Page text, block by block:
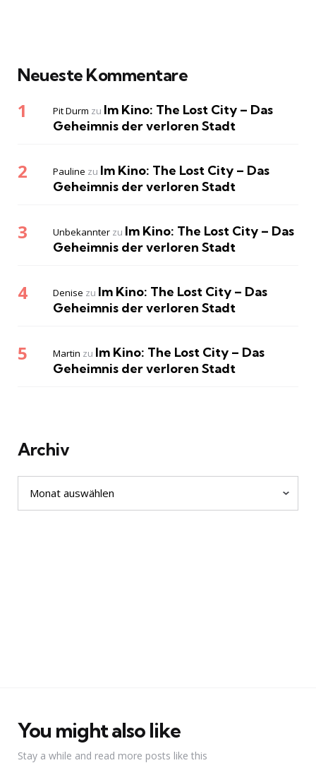
Neueste Kommentare
Pit Durm zu Im Kino: The Lost City – Das
Geheimnis der verloren Stadt
Pauline zu Im Kino: The Lost City – Das
Geheimnis der verloren Stadt
Unbekannter zu Im Kino: The Lost City – Das
Geheimnis der verloren Stadt
Denise zu Im Kino: The Lost City – Das
Geheimnis der verloren Stadt
Martin zu Im Kino: The Lost City – Das
Geheimnis der verloren Stadt
Archiv
Archiv
You might also like
Stay a while and read more posts like this